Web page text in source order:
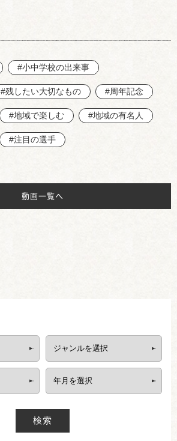
#小中学校の出来事
#残したい大切なもの #周年記念
#地域で楽しむ #地域の有名人
#注目の選手
動画一覧へ
検索